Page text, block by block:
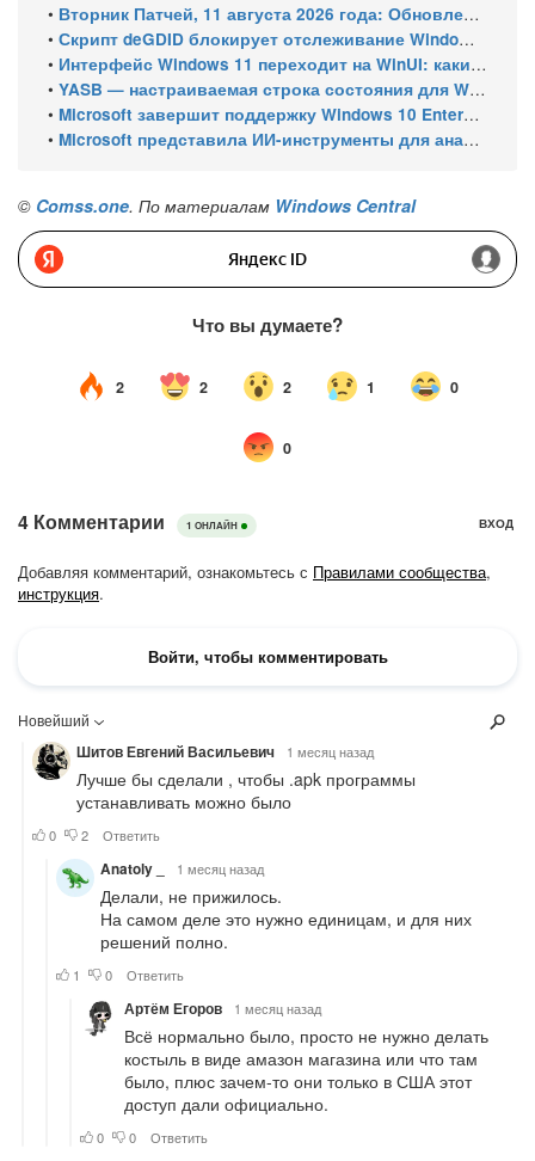
• Вторник Патчей, 11 августа 2026 года: Обновления безопасности для Windows 11 (включая KB5121003), ESU-обновления для Windows 10
• Скрипт deGDID блокирует отслеживание Windows по глобальному идентификатору устройства
• Интерфейс Windows 11 переходит на WinUI: какие системные элементы обновит Microsoft
• YASB — настраиваемая строка состояния для Windows с виджетами и поддержкой нескольких мониторов
• Microsoft завершит поддержку Windows 10 Enterprise LTSC 2021 в январе 2027 года. ESU продлят обновления до января 2030 года
• Microsoft представила ИИ-инструменты для анализа производительности Windows: ETW MCP и WPA MCP
© Comss.one. По материалам Windows Central